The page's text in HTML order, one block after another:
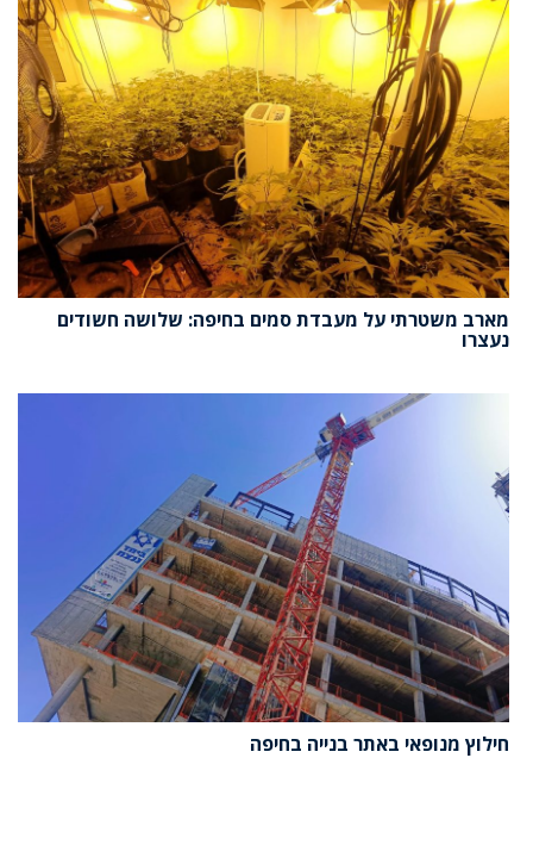
מארב משטרתי על מעבדת סמים בחיפה: שלושה חשודים
נעצרו
חילוץ מנופאי באתר בנייה בחיפה